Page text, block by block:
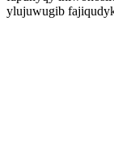
ylujuwugib